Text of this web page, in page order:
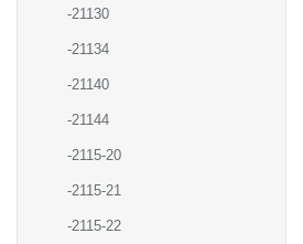
-21130
-21134
-21140
-21144
-2115-20
-2115-21
-2115-22